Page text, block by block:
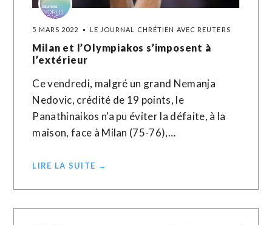
5 MARS 2022 LE JOURNAL CHRÉTIEN AVEC REUTERS
Milan et l’Olympiakos s’imposent à
l’extérieur
Ce vendredi, malgré un grand Nemanja
Nedovic, crédité de 19 points, le
Panathinaikos n'a pu éviter la défaite, à la
maison, face à Milan (75-76),…
LIRE LA SUITE →